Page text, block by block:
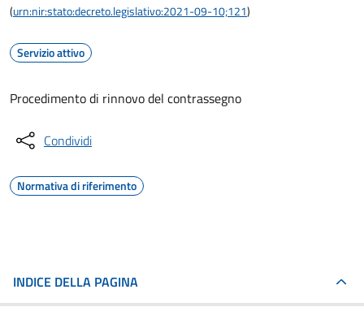
(urn:nir:stato:decreto.legislativo:2021-09-10;121)
Servizio attivo
Procedimento di rinnovo del contrassegno
Condividi
Normativa di riferimento
INDICE DELLA PAGINA